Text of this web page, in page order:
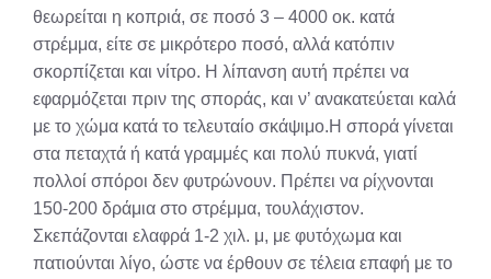
θεωρείται η κοπριά, σε ποσό 3 – 4000 οκ. κατά
στρέμμα, είτε σε μικρότερο ποσό, αλλά κατόπιν
σκορπίζεται και νίτρο. Η λίπανση αυτή πρέπει να
εφαρμόζεται πριν της σποράς, και ν’ ανακατεύεται καλά
με το χώμα κατά το τελευταίο σκάψιμο.Η σπορά γίνεται
στα πεταχτά ή κατά γραμμές και πολύ πυκνά, γιατί
πολλοί σπόροι δεν φυτρώνουν. Πρέπει να ρίχνονται
150-200 δράμια στο στρέμμα, τουλάχιστον.
Σκεπάζονται ελαφρά 1-2 χιλ. μ, με φυτόχωμα και
πατιούνται λίγο, ώστε να έρθουν σε τέλεια επαφή με το